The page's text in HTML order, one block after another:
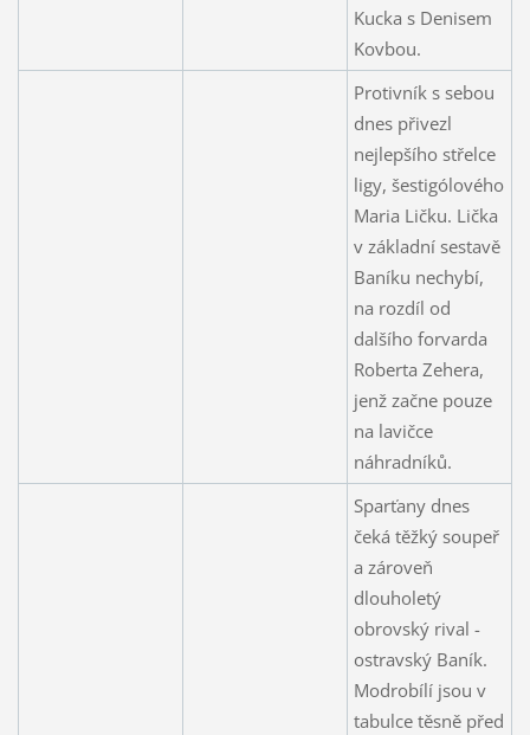
Kucka s Denisem
Kovbou.
Protivník s sebou
dnes přivezl
nejlepšího střelce
ligy, šestigólového
Maria Ličku. Lička
v základní sestavě
Baníku nechybí,
na rozdíl od
dalšího forvarda
Roberta Zehera,
jenž začne pouze
na lavičce
náhradníků.
Sparťany dnes
čeká těžký soupeř
a zároveň
dlouholetý
obrovský rival -
ostravský Baník.
Modrobílí jsou v
tabulce těsně před